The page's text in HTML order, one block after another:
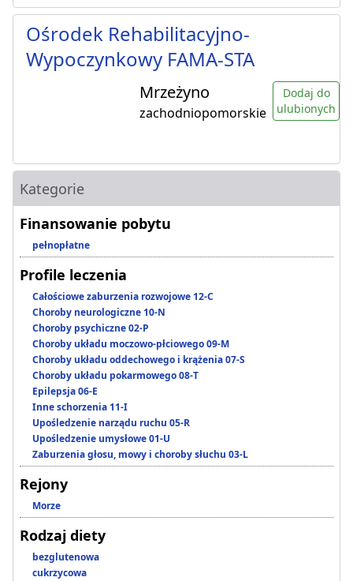
Ośrodek Rehabilitacyjno-
Wypoczynkowy FAMA-STA
Mrzeżyno
zachodniopomorskie
Dodaj do
ulubionych
Kategorie
Finansowanie pobytu
pełnopłatne
Profile leczenia
Całościowe zaburzenia rozwojowe 12-C
Choroby neurologiczne 10-N
Choroby psychiczne 02-P
Choroby układu moczowo-płciowego 09-M
Choroby układu oddechowego i krążenia 07-S
Choroby układu pokarmowego 08-T
Epilepsja 06-E
Inne schorzenia 11-I
Upośledzenie narządu ruchu 05-R
Upośledzenie umysłowe 01-U
Zaburzenia głosu, mowy i choroby słuchu 03-L
Rejony
Morze
Rodzaj diety
bezglutenowa
cukrzycowa